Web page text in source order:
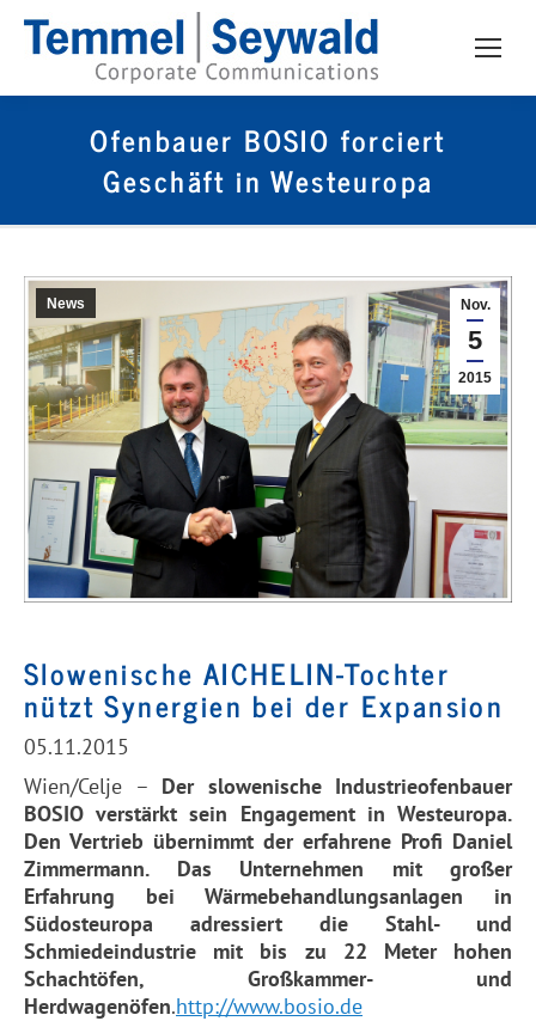
Ofenbauer BOSIO forciert
Geschäft in Westeuropa
Nov.
5
2015
News
Slowenische AICHELIN-Tochter
nützt Synergien bei der Expansion
05.11.2015
Wien/Celje – Der slowenische Industrieofenbauer
BOSIO verstärkt sein Engagement in Westeuropa.
Den Vertrieb übernimmt der erfahrene Profi Daniel
Zimmermann. Das Unternehmen mit großer
Erfahrung bei Wärmebehandlungsanlagen in
Südosteuropa adressiert die Stahl- und
Schmiedeindustrie mit bis zu 22 Meter hohen
Schachtöfen, Großkammer- und
Herdwagenöfen.http://www.bosio.de